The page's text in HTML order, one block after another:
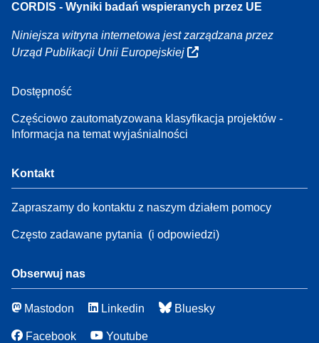
CORDIS - Wyniki badań wspieranych przez UE
Niniejsza witryna internetowa jest zarządzana przez
Urząd Publikacji Unii Europejskiej
Dostępność
Częściowo zautomatyzowana klasyfikacja projektów -
Informacja na temat wyjaśnialności
Kontakt
Zapraszamy do kontaktu z naszym działem pomocy
Często zadawane pytania (i odpowiedzi)
Obserwuj nas
Mastodon Linkedin Bluesky
Facebook Youtube